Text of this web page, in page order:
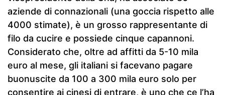
aziende di connazionali (una goccia rispetto alle
4000 stimate), è un grosso rappresentante di
filo da cucire e possiede cinque capannoni.
Considerato che, oltre ad affitti da 5-10 mila
euro al mese, gli italiani si facevano pagare
buonuscite da 100 a 300 mila euro solo per
consentire ai cinesi di entrare, è uno che ce l’ha